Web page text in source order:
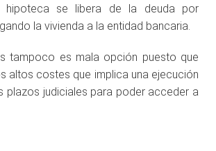
se libera de la deuda por
la vivienda a la entidad bancaria.
tampoco es mala opción puesto que
altos costes que implica una ejecución
plazos judiciales para poder acceder a